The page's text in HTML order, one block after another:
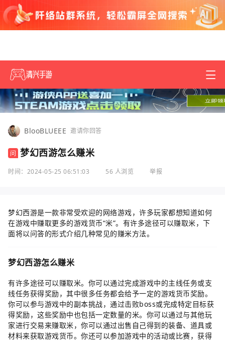
BlooBLUEEE 邀请你回答
问 梦幻西游怎么赚米
时间：2024-05-25 06:51:03 56 人浏览 举报
梦幻西游是一款非常受欢迎的网络游戏，许多玩家都想知道如何
在游戏中赚取更多的游戏货币“米”。有许多途径可以赚取米，下
面将以问答的形式介绍几种常见的赚米方法。
梦幻西游怎么赚米
有许多途径可以赚取米。你可以通过完成游戏中的主线任务或支
线任务获得奖励，其中很多任务都会给予一定的游戏货币奖励。
你可以参与游戏中的副本挑战，通过击败boss或完成特定目标获
得奖励，这些奖励中也包括一定数量的米。你可以通过与其他玩
家进行交易来赚取米，你可以通过出售自己得到的装备、道具或
材料来获取游戏货币。你还可以参加游戏中的活动或比赛，获得